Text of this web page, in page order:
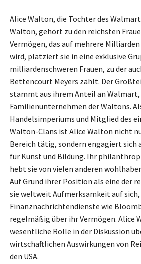
Alice Walton, die Tochter des
Walton, gehört zu den reichsten
Vermögen, das auf mehrere
wird, platziert sie in eine exklusive
milliardenschweren Frauen, zu der
Bettencourt Meyers zählt. Der
stammt aus ihrem Anteil an Walmart,
Familienunternehmen der Waltons.
Handelsimperiums und Mitglied des
Walton-Clans ist Alice Walton nicht
Bereich tätig, sondern engagiert sich
für Kunst und Bildung. Ihr
hebt sie von vielen anderen
Auf Grund ihrer Position als eine der
sie weltweit Aufmerksamkeit auf sich,
Finanznachrichtendienste wie
regelmäßig über ihr Vermögen. Alice
wesentliche Rolle in der Diskussion
wirtschaftlichen Auswirkungen von
den USA.